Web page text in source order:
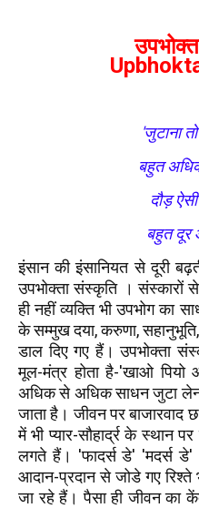
'जुटाना
बहुत
दौड़
बहुत दूर
इंसान की इंसानियत से दूरी
उपभोक्ता संस्कृति । संस्कारों
ही नहीं व्यक्ति भी उपभोग का
के सम्मुख दया, करुणा,
डाल दिए गए हैं। उपभोक्ता
मूल-मंत्र होता है-'खाओ
अधिक से अधिक साधन जुटा लेना
जाता है। जीवन पर बाजारवाद
में भी प्यार-सौहार्द्र के स्थान
लगते हैं। 'फादर्स डे' 'मदर्स
आदान-प्रदान से जोडे गए
जा रहे हैं। पैसा ही जीवन का